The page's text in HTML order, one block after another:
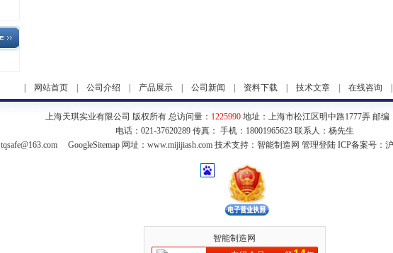
网站首页 公司介绍 产品展示 公司新闻 资料下载 技术文章 在线咨询
上海天琪实业有限公司 版权所有 总访问量： 1225990 地址：上海市松江区明中路1777弄 邮编
电话：021-37620289 传真： 手机：18001965623 联系人：杨先生
tqsafe@163.com GoogleSitemap网址：www.mijijiash.com 技术支持： 智能制造网 管理登陆ICP备案号：
智能制造网